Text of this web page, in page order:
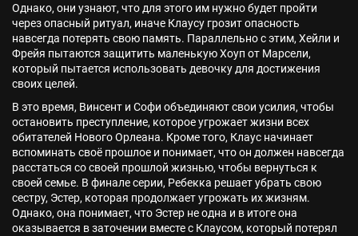
Однако, они узнают, что для этого им нужно будет пройти
через опасный ритуал, иначе Клаусу грозит опасность
навсегда потерять свою память. Параллельно с этим, Хейли и
Фрейя пытаются защитить маленькую Хоуп от Марсели,
который пытается использовать девочку для достижения
своих целей.
В это время, Винсент и Софи объединяют свои усилия, чтобы
остановить преступление, которое угрожает жизни всех
обитателей Нового Орлеана. Кроме того, Клаус начинает
вспоминать своё прошлое и понимает, что он должен навсегда
расстаться со своей прошлой жизнью, чтобы вернуться к
своей семье. В финале серии, Ребекка решает убрать свою
сестру, Эстер, которая продолжает угрожать их жизням.
Однако, она понимает, что Эстер не одна и в итоге она
оказывается в заточении вместе с Клаусом, который потерял